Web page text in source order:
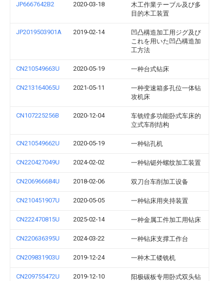
JP6667642B2 2020-03-18
木工作業テーブル及び多
目的木工装置
JP2019503901A 2019-02-14
凹凸構造加工用ジグ及び
これを用いた凹凸構造加
工方法
CN210549663U 2020-05-19 一种台式钻床
CN213164065U 2021-05-11
一种变速箱多孔位一体钻
攻机床
CN107225256B 2020-12-04
车铣镗多功能卧式车床的
立式车削结构
CN210549662U 2020-05-19 一种钻孔机
CN220427049U 2024-02-02 一种钻铤外螺纹加工装置
CN206966684U 2018-02-06 双刀台车削加工设备
CN210451907U 2020-05-05 一种钻床用夹持装置
CN222470815U 2025-02-14 一种金属工件加工用钻床
CN220636395U 2024-03-22 一种钻床支撑工作台
CN209831903U 2019-12-24 一种木工镂铣机
CN209755472U 2019-12-10
阳极碳板专用卧式双头钻